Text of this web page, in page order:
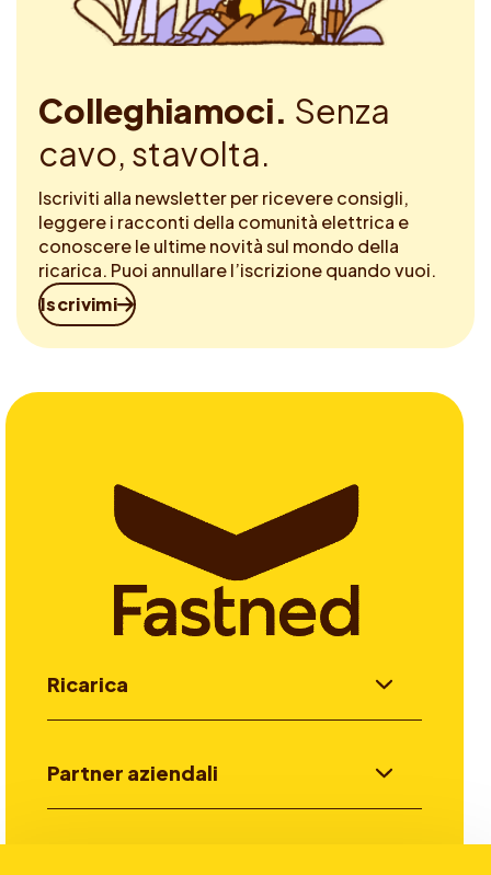
Colleghiamoci. Senza
cavo, stavolta.
Iscriviti alla newsletter per ricevere consigli,
leggere i racconti della comunità elettrica e
conoscere le ultime novità sul mondo della
ricarica. Puoi annullare l’iscrizione quando vuoi.
Iscrivimi
Ricarica
Partner aziendali